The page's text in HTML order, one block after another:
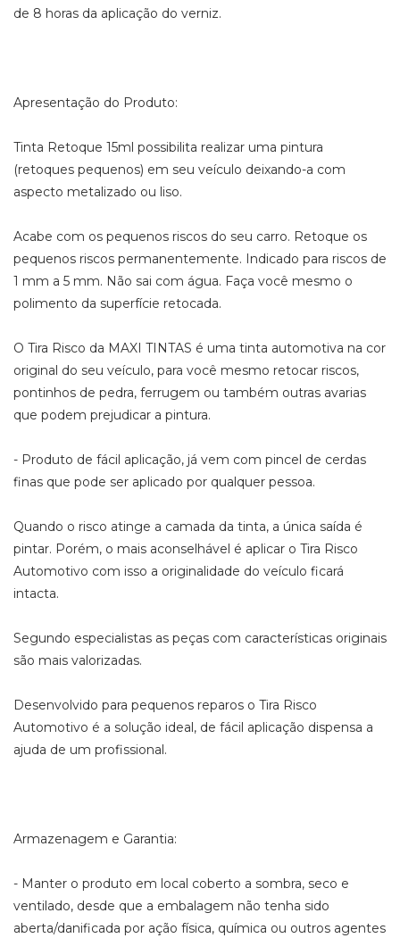
de 8 horas da aplicação do verniz.
Apresentação do Produto:
Tinta Retoque 15ml possibilita realizar uma pintura
(retoques pequenos) em seu veículo deixando-a com
aspecto metalizado ou liso.
Acabe com os pequenos riscos do seu carro. Retoque os
pequenos riscos permanentemente. Indicado para riscos de
1 mm a 5 mm. Não sai com água. Faça você mesmo o
polimento da superfície retocada.
O Tira Risco da MAXI TINTAS é uma tinta automotiva na cor
original do seu veículo, para você mesmo retocar riscos,
pontinhos de pedra, ferrugem ou também outras avarias
que podem prejudicar a pintura.
- Produto de fácil aplicação, já vem com pincel de cerdas
finas que pode ser aplicado por qualquer pessoa.
Quando o risco atinge a camada da tinta, a única saída é
pintar. Porém, o mais aconselhável é aplicar o Tira Risco
Automotivo com isso a originalidade do veículo ficará
intacta.
Segundo especialistas as peças com características originais
são mais valorizadas.
Desenvolvido para pequenos reparos o Tira Risco
Automotivo é a solução ideal, de fácil aplicação dispensa a
ajuda de um profissional.
Armazenagem e Garantia:
- Manter o produto em local coberto a sombra, seco e
ventilado, desde que a embalagem não tenha sido
aberta/danificada por ação física, química ou outros agentes